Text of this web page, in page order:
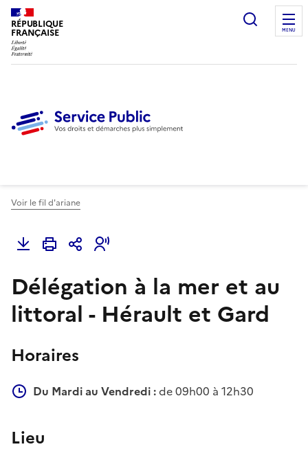
RÉPUBLIQUE
FRANÇAISE
Ouvrir
MENU
Voir le fil d'ariane
Délégation à la mer et au
littoral - Hérault et Gard
Horaires
Du Mardi au Vendredi :de 09h00 à 12h30
Lieu